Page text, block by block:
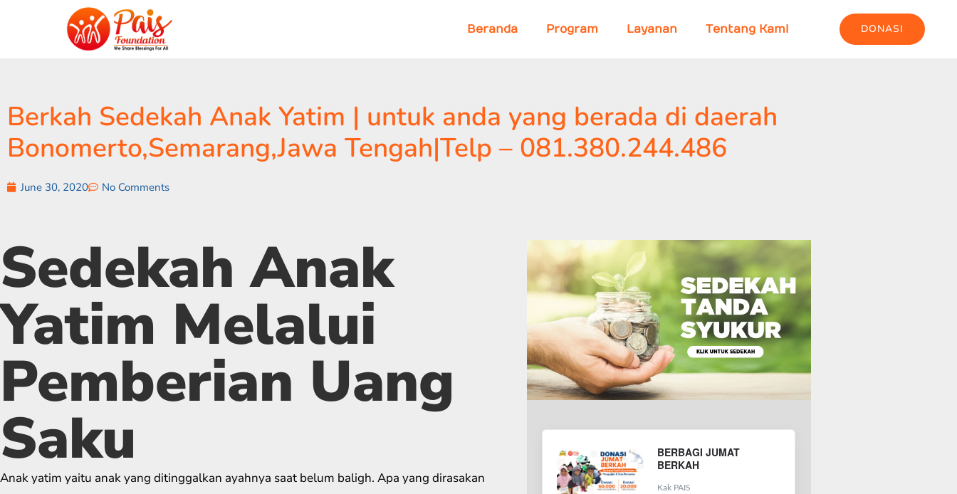
Beranda Program Layanan Tentang Kami DONASI
Berkah Sedekah Anak Yatim | untuk anda yang berada di daerah
Bonomerto,Semarang,Jawa Tengah|Telp – 081.380.244.486
June 30, 2020 No Comments
Sedekah Anak
Yatim Melalui
Pemberian Uang
Saku
Anak yatim yaitu anak yang ditinggalkan ayahnya saat belum baligh. Apa yang dirasakan
BERBAGI JUMAT
BERKAH
Kak PAIS